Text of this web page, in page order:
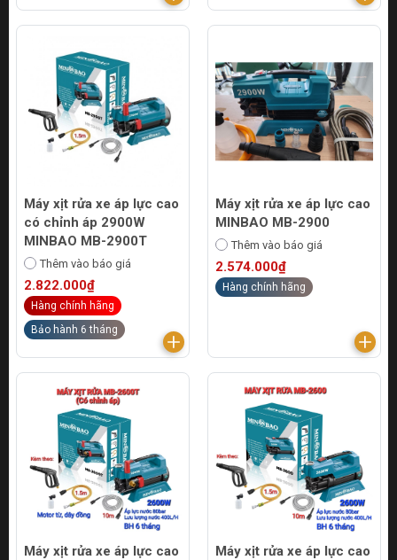
Máy xịt rửa xe áp lực cao
có chỉnh áp 2900W
MINBAO MB-2900T
Thêm vào báo giá
2.822.000₫
Hàng chính hãng
Bảo hành 6 tháng
Máy xịt rửa xe áp lực cao
MINBAO MB-2900
Thêm vào báo giá
2.574.000₫
Hàng chính hãng
Máy xịt rửa xe áp lực cao
Máy xịt rửa xe áp lực cao